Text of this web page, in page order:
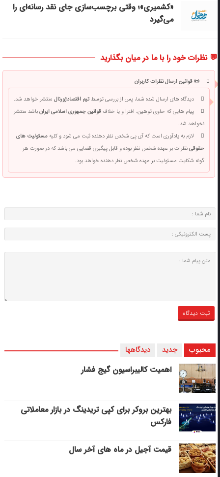
«کشمیری»؛ وقتی برچسب‌سازی جای نقد رسانه‌ای را
می‌گیرد
💬 نظرات خود را با ما در میان بگذارید
📜 قوانین ارسال نظرات کاربران
دیدگاه های ارسال شده شما، پس از بررسی توسطتیم اقتصادژورنالمنتشر خواهد شد.
پیام هایی که حاوی توهین، افترا و یا خلافقوانین جمهوری اسلامی ایرانباشد منتشر
نخواهد شد.
لازم به یادآوری است که آی پی شخص نظر دهنده ثبت می شود و کلیهمسئولیت های
حقوقینظرات بر عهده شخص نظر بوده و قابل پیگیری قضایی می باشد که در صورت هر
گونه شکایت مسئولیت بر عهده شخص نظر دهنده خواهد بود.
محبوب جدید دیدگاهها
اهمیت کالیبراسیون گیج فشار
بهترین بروکر برای کپی‌ تریدینگ در بازار معاملاتی
فارکس
قیمت آجیل در ماه های آخر سال